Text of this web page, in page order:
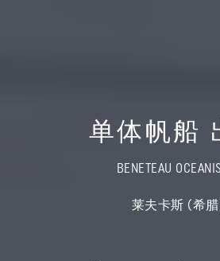
单体帆船
BENETEAU
莱夫卡斯 (希